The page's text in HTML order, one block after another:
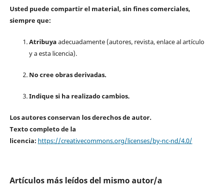
Usted puede compartir el material, sin fines comerciales,
siempre que:
Atribuya adecuadamente (autores, revista, enlace al artículo
y a esta licencia).
No cree obras derivadas.
Indique si ha realizado cambios.
Los autores conservan los derechos de autor.
Texto completo de la
licencia: https://creativecommons.org/licenses/by-nc-nd/4.0/
Artículos más leídos del mismo autor/a